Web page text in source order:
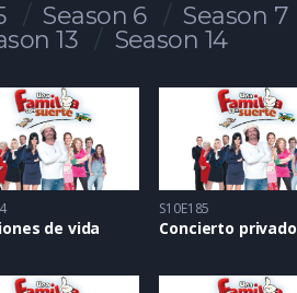
Season 6 Season 7
13 Season 14
de vida
S10E185
Concierto privado